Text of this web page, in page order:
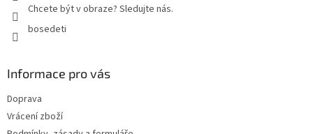
Chcete být v obraze? Sledujte nás.
bosedeti
Informace pro vás
Doprava
Vrácení zboží